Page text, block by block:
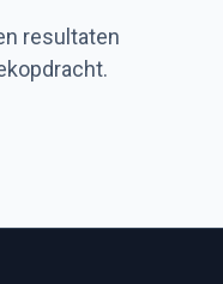
resultaten